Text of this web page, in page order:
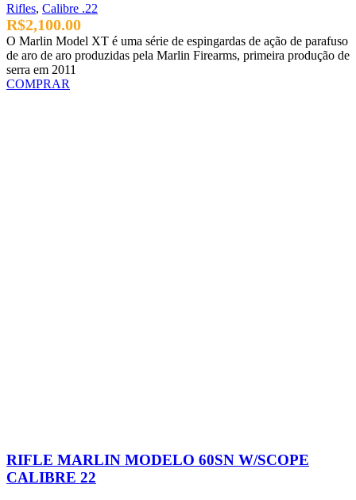
Rifles, Calibre .22
R$2,100.00
O Marlin Model XT é uma série de espingardas de ação de parafuso
de aro de aro produzidas pela Marlin Firearms, primeira produção de
serra em 2011
COMPRAR
RIFLE MARLIN MODELO 60SN W/SCOPE
CALIBRE 22